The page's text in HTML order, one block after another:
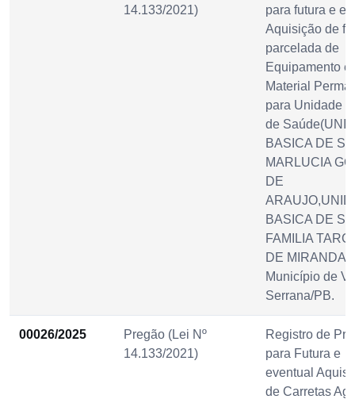
14.133/2021)
para futura e
Aquisição de
parcelada de
Equipamento e
Material
para Unidade
de
BASICA DE
MARLUCIA
DE
BASICA DE
FAMILIA
DE MIRANDA)
Município de
Serrana/PB.
00026/2025
Pregão (Lei Nº
14.133/2021)
Registro de
para Futura e
eventual
de Carretas